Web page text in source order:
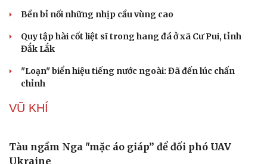
Tư vấn
check-in
Cửa sổ tình yêu
Kể chuyện cho bé
Trường Phổ thông nội trú liên cấp A Lưới 3, A Lưới
Bền bỉ nối những nhịp cầu vùng cao